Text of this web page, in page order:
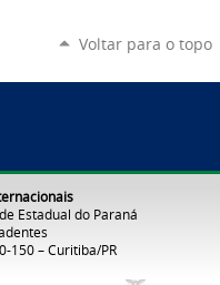
Voltar para o topo
Estadual do Paraná
150 – Curitiba/PR